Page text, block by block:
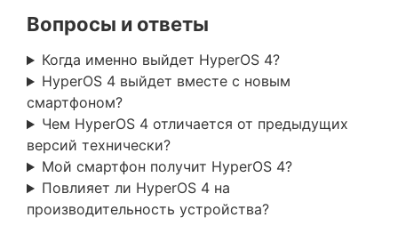
Вопросы и ответы
Когда именно выйдет HyperOS 4?
HyperOS 4 выйдет вместе с новым
смартфоном?
Чем HyperOS 4 отличается от предыдущих
версий технически?
Мой смартфон получит HyperOS 4?
Повлияет ли HyperOS 4 на
производительность устройства?